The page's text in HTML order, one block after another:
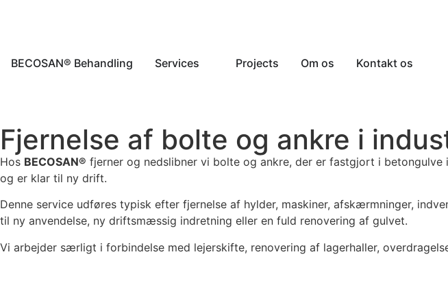
BECOSAN® Behandling Services Projects Om os Kontakt os
Fjernelse af bolte og ankre i
Hos BECOSAN® fjerner og nedslibner vi bolte og ankre, der er fastgjort i
og er klar til ny drift.
Denne service udføres typisk efter fjernelse af hylder, maskiner, afskærmninger,
til ny anvendelse, ny driftsmæssig indretning eller en fuld renovering af gulvet.
Vi arbejder særligt i forbindelse med lejerskifte, renovering af lagerhaller,